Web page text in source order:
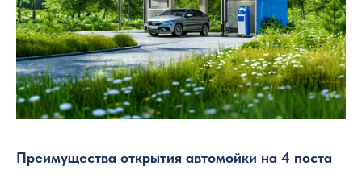
Преимущества открытия автомойки на 4 поста